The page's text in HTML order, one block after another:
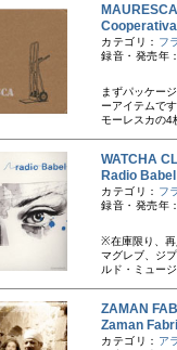
カテゴリ： フ
録音・発売年
まずパッケー
ーアイテムで
モーレスカの4
WATCHA
Radio
カテゴリ： フ
録音・発売
※在庫限り、再
マグレブ、ジ
ルド・ミュー
ZAMAN
Zaman
カテゴリ： ア